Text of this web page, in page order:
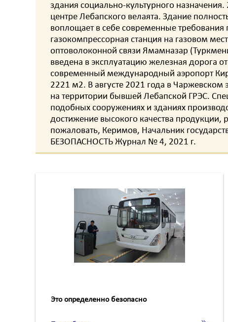
здания социально-культурного
центре Лебапского велаята. Здание
воплощает в себе современные требования
газокомпрессорная станция на газовом
оптоволоконной связи Ямамназар
введена в эксплуатацию железная дорога
современный международный аэропорт
2221 м2. В августе 2021 года в Чаржевском
на территории бывшей Лебапской ГРЭС.
подобных сооружениях и зданиях
достижение высокого качества
пожаловать, Керимов, Начальник
БЕЗОПАСНОСТЬ Журнал № 4, 2021 г.
Это определенно безопасно